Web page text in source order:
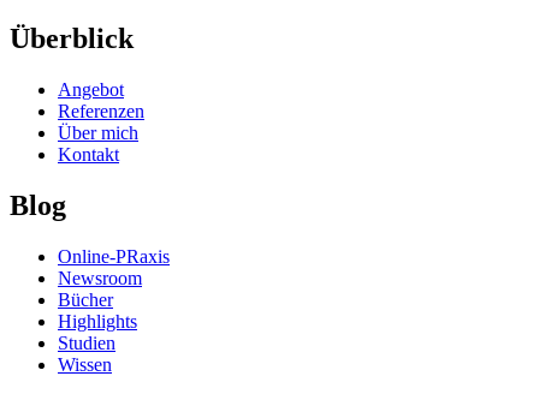
Überblick
Angebot
Referenzen
Über mich
Kontakt
Blog
Online-PRaxis
Newsroom
Bücher
Highlights
Studien
Wissen